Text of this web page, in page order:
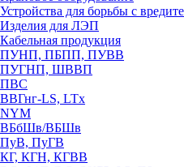
Устройства для борьбы с
Изделия для ЛЭП
Кабельная продукция
ПУНП, ПБПП, ПУВВ
ПУГНП, ШВВП
ПВС
ВВГнг-LS, LTx
NYM
ВБбШв/ВБШв
ПуВ, ПуГВ
КГ, КГН, КГВВ